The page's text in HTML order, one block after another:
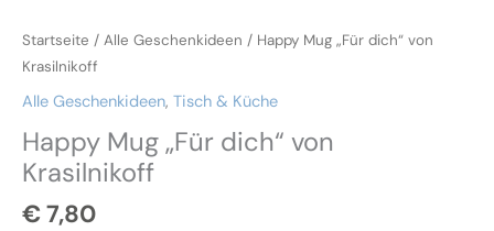
Startseite / Alle Geschenkideen / Happy Mug „Für dich“ von
Krasilnikoff
Alle Geschenkideen, Tisch & Küche
Happy Mug „Für dich“ von
Krasilnikoff
€7,80